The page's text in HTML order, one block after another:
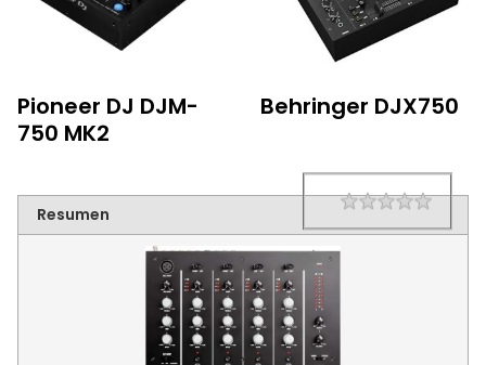
Pioneer DJ DJM-
750 MK2
Behringer DJX750
Resumen Rating 1 star
2
3
4
5